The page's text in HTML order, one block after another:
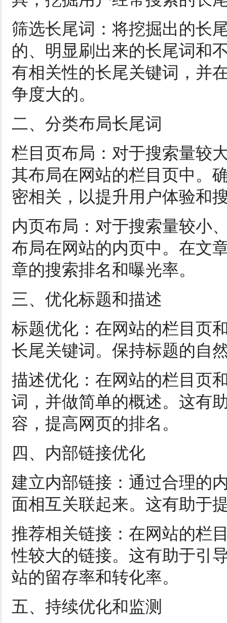
筛选长尾词：将挖掘出的长
的、明显刷出来的长尾词和
有相关性的长尾关键词，并
争度大的。
二、分类布局长尾词
栏目页布局：对于搜索量较
其布局在网站的栏目页中。
密相关，以提升用户体验和
内页布局：对于搜索量较小
布局在网站的内页中。在文
章的搜索排名和曝光率。
三、优化标题和描述
标题优化：在网站的栏目页
长尾关键词。保持标题的自
描述优化：在网站的栏目页
词，并做简单的概述。这有
容，提高网页的排名。
四、内部链接优化
建立内部链接：通过合理的
面相互关联起来。这有助于
推荐相关链接：在网站的栏
性较大的链接。这有助于引
站的留存率和转化率。
五、持续优化和监测